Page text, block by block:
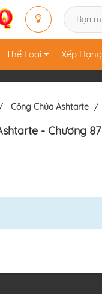
Thể Loại Xếp Hạng
Công Chúa Ashtarte
- Chương 87